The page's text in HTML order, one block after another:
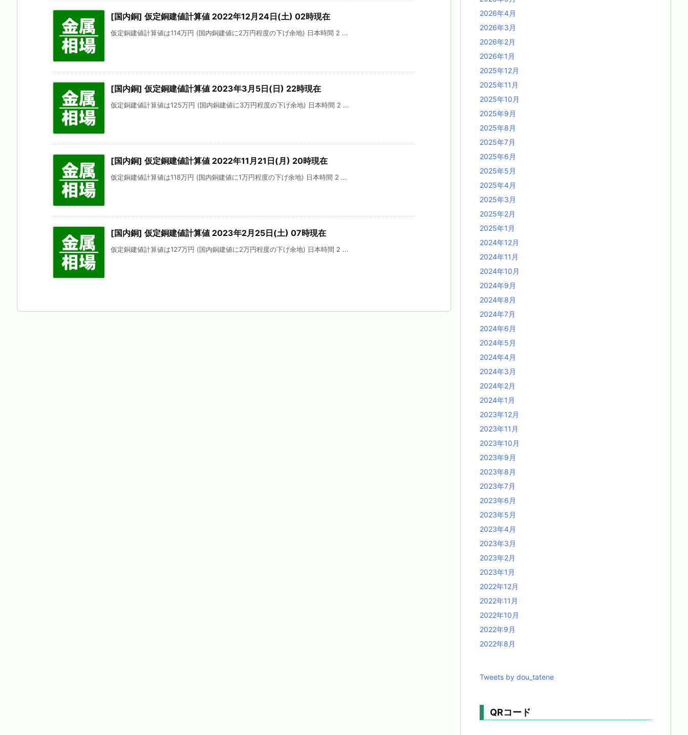
[国内銅] 仮定銅建値計算値 2022年12月24日(土) 02時現在
仮定銅建値計算値は114万円 (国内銅建値に2万円程度の下げ余地) 日本時間 2 ...
[国内銅] 仮定銅建値計算値 2023年3月5日(日) 22時現在
仮定銅建値計算値は125万円 (国内銅建値に3万円程度の下げ余地) 日本時間 2 ...
[国内銅] 仮定銅建値計算値 2022年11月21日(月) 20時現在
仮定銅建値計算値は118万円 (国内銅建値に1万円程度の下げ余地) 日本時間 2 ...
[国内銅] 仮定銅建値計算値 2023年2月25日(土) 07時現在
仮定銅建値計算値は127万円 (国内銅建値に2万円程度の下げ余地) 日本時間 2 ...
2026年4月
2026年3月
2026年2月
2026年1月
2025年12月
2025年11月
2025年10月
2025年9月
2025年8月
2025年7月
2025年6月
2025年5月
2025年4月
2025年3月
2025年2月
2025年1月
2024年12月
2024年11月
2024年10月
2024年9月
2024年8月
2024年7月
2024年6月
2024年5月
2024年4月
2024年3月
2024年2月
2024年1月
2023年12月
2023年11月
2023年10月
2023年9月
2023年8月
2023年7月
2023年6月
2023年5月
2023年4月
2023年3月
2023年2月
2023年1月
2022年12月
2022年11月
2022年10月
2022年9月
2022年8月
Tweets by dou_tatene
QRコード